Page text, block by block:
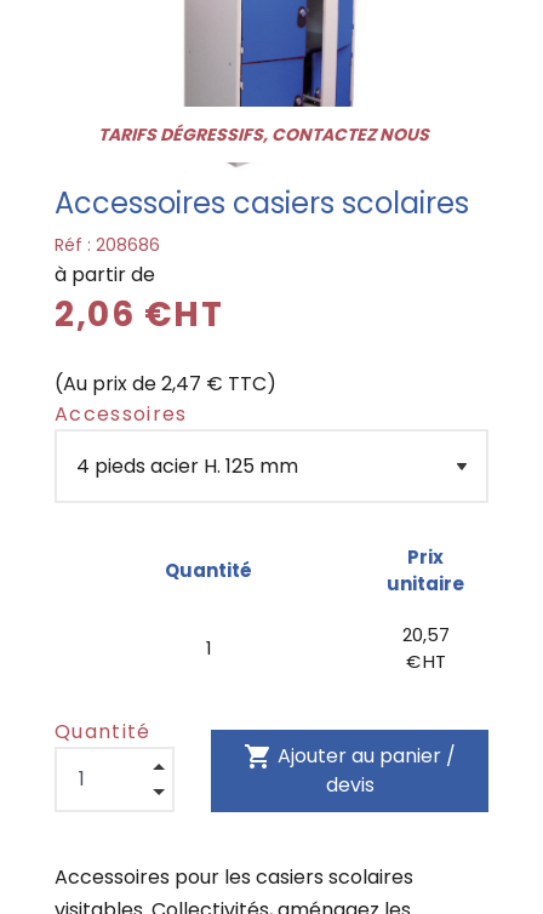
TARIFS DÉGRESSIFS, CONTACTEZ NOUS
Accessoires casiers scolaires
Réf : 208686
à partir de
2,06 €HT
(Au prix de 2,47 € TTC)
Accessoires
Quantité
Prix
unitaire
1
20,57
€ HT
Quantité
shopping_cart Ajouter au panier /
devis
Accessoires pour les casiers scolaires